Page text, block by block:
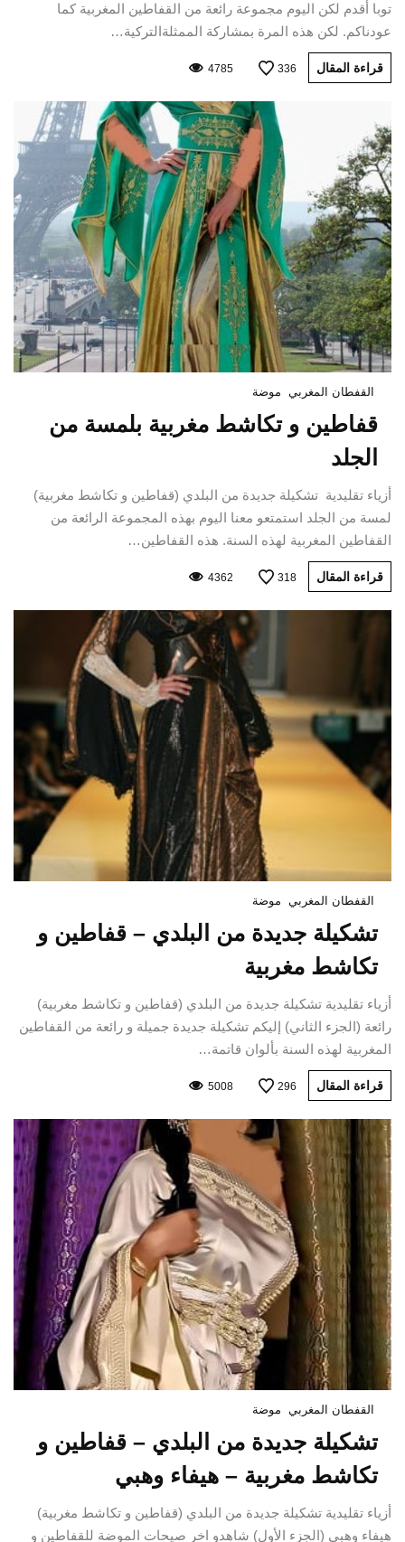
توبا أقدم لكن اليوم مجموعة رائعة من القفاطين المغربية كما
عودناكم. لكن هذه المرة بمشاركة الممثلةالتركية…
قراءة المقال 336
4785
القفطان المغربي موضة
قفاطين و تكاشط مغربية بلمسة من
الجلد
أزياء تقليدية تشكيلة جديدة من البلدي (قفاطين و تكاشط مغربية)
لمسة من الجلد استمتعو معنا اليوم بهذه المجموعة الرائعة من
القفاطين المغربية لهذه السنة. هذه القفاطين…
قراءة المقال 318
4362
القفطان المغربي موضة
تشكيلة جديدة من البلدي – قفاطين و
تكاشط مغربية
أزياء تقليدية تشكيلة جديدة من البلدي (قفاطين و تكاشط مغربية)
رائعة (الجزء الثاني) إليكم تشكيلة جديدة جميلة و رائعة من القفاطين
المغربية لهذه السنة بألوان قاتمة…
قراءة المقال 296
5008
القفطان المغربي موضة
تشكيلة جديدة من البلدي – قفاطين و
تكاشط مغربية – هيفاء وهبي
أزياء تقليدية تشكيلة جديدة من البلدي (قفاطين و تكاشط مغربية)
هيفاء وهبي (الجزء الأول) شاهدو اخر صيحات الموضة للقفاطين و